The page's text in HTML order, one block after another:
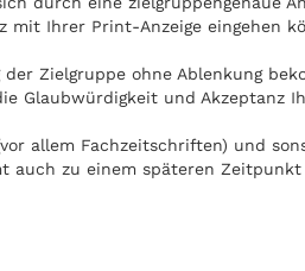
mit Ihrer Print-Anzeige eingehen
Zielgruppe ohne Ablenkung
Glaubwürdigkeit und Akzeptanz
allem Fachzeitschriften) und
auch zu einem späteren
überall gelesen werden, zum